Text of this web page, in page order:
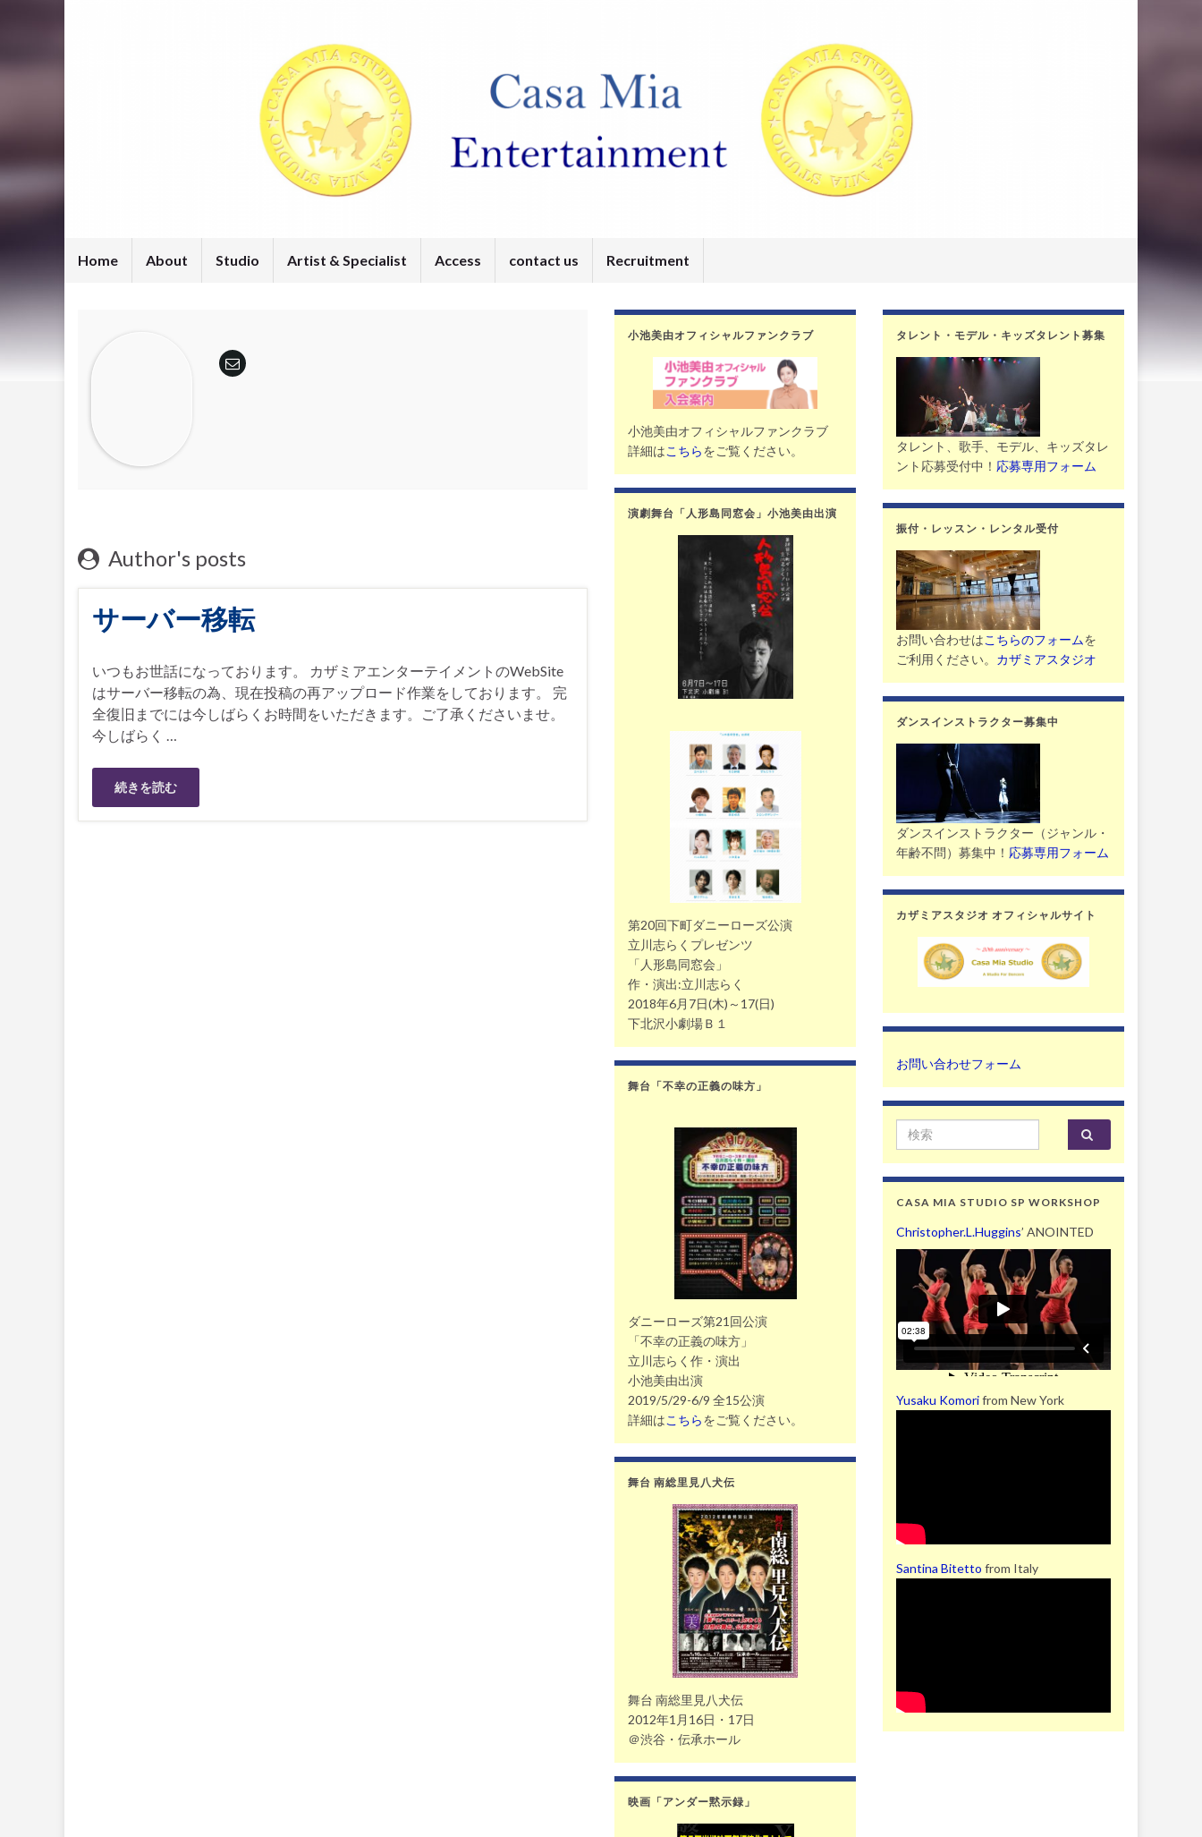
Home About Studio Artist & Specialist Access contact us Recruitment
Author's posts
サーバー移転
いつもお世話になっております。 カザミアエンターテイメントのWebSite
はサーバー移転の為、現在投稿の再アップロード作業をしております。 完
全復旧までには今しばらくお時間をいただきます。ご了承くださいませ。
今しばらく …
続きを読む
小池美由オフィシャルファンクラブ
小池美由オフィシャルファンクラブ
詳細はこちらをご覧ください。
演劇舞台「人形島同窓会」小池美由出演
第20回下町ダニーローズ公演
立川志らくプレゼンツ
「人形島同窓会」
作・演出:立川志らく
2018年6月7日(木)～17(日)
下北沢小劇場Ｂ１
舞台「不幸の正義の味方」
ダニーローズ第21回公演
「不幸の正義の味方」
立川志らく作・演出
小池美由出演
2019/5/29-6/9 全15公演
詳細はこちらをご覧ください。
舞台 南総里見八犬伝
舞台 南総里見八犬伝
2012年1月16日・17日
＠渋谷・伝承ホール
映画「アンダー黙示録」
タレント・モデル・キッズタレント募集
タレント、歌手、モデル、キッズタレ
ント応募受付中！ 応募専用フォーム
振付・レッスン・レンタル受付
お問い合わせはこちらのフォームを
ご利用ください。 カザミアスタジオ
ダンスインストラクター募集中
ダンスインストラクター（ジャンル・
年齢不問）募集中！ 応募専用フォーム
カザミアスタジオ オフィシャルサイト
お問い合わせフォーム
Search for:
CASA MIA STUDIO SP WORKSHOP
Christopher.L.Huggins’ ANOINTED
Yusaku Komorifrom New York
Santina Bitetto from Italy